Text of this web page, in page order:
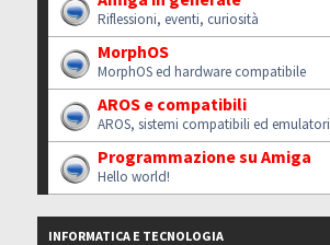
Riflessioni, eventi, curiosità
MorphOS
MorphOS ed hardware compatibile
AROS e compatibili
AROS, sistemi compatibili ed emulatori
Programmazione su Amiga
Hello world!
INFORMATICA E TECNOLOGIA